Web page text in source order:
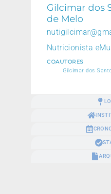
Gilcimar dos
de Melo
Nutricionista
COAUTORES
Gilcimar dos